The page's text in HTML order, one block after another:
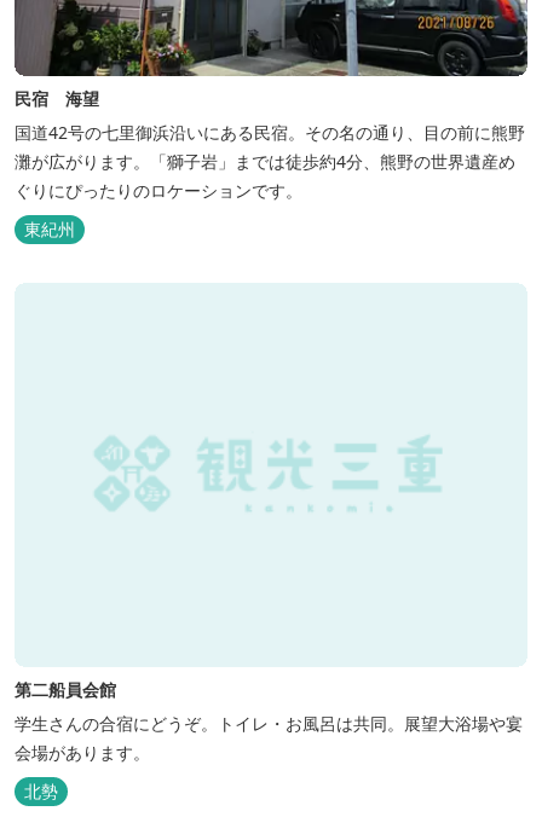
民宿 海望
国道42号の七里御浜沿いにある民宿。その名の通り、目の前に熊野
灘が広がります。「獅子岩」までは徒歩約4分、熊野の世界遺産め
ぐりにぴったりのロケーションです。
東紀州
第二船員会館
学生さんの合宿にどうぞ。トイレ・お風呂は共同。展望大浴場や宴
会場があります。
北勢